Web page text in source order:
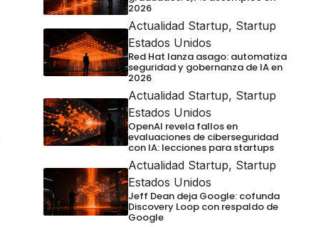
2026
Actualidad Startup, Startup
Estados Unidos
Red Hat lanza asago: automatiza
seguridad y gobernanza de IA en
2026
Actualidad Startup, Startup
Estados Unidos
OpenAI revela fallos en
evaluaciones de ciberseguridad
con IA: lecciones para startups
Actualidad Startup, Startup
Estados Unidos
Jeff Dean deja Google: cofunda
Discovery Loop con respaldo de
Google